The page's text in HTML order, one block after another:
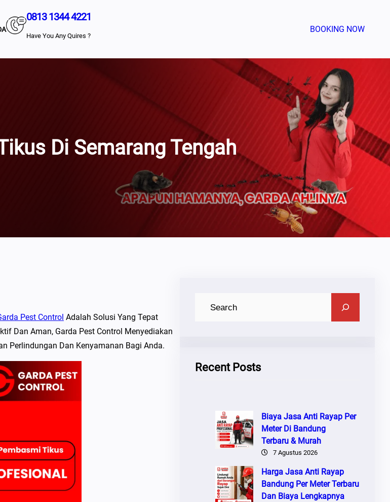
0813 1344 4221
Have You Any Quires ?
BOOKING NOW
Di Semarang Tengah
Pest Control Adalah Solusi Yang Tepat
Dan Aman, Garda Pest Control Menyediakan
Perlindungan Dan Kenyamanan Bagi Anda.
Recent Posts
Biaya Jasa Anti Rayap Per
Meter Di Bandung
Terbaru & Murah
7 Agustus 2026
Harga Jasa Anti Rayap
Bandung Per Meter Terbaru
Dan Biaya Lengkapnya